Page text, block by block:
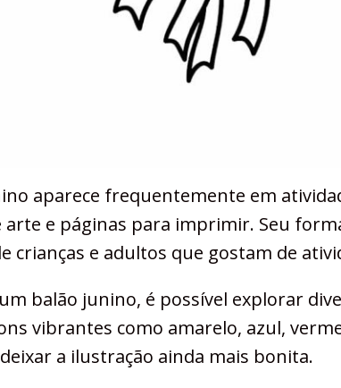
aparece frequentemente em
arte e páginas para imprimir. Seu
crianças e adultos que gostam de
balão junino, é possível explorar
vibrantes como amarelo, azul,
a ilustração ainda mais bonita.